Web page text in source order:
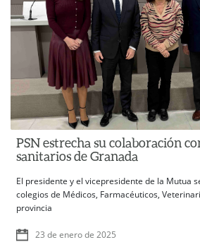
PSN estrecha su colaboración
sanitarios de Granada
El presidente y el vicepresidente de la Mutua
colegios de Médicos, Farmacéuticos,
provincia
23 de enero de 2025